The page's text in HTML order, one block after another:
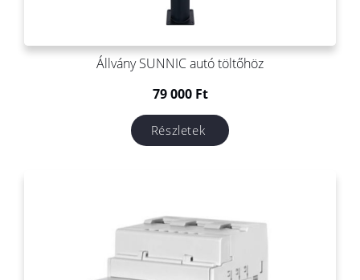
Állvány SUNNIC autó töltőhöz
79 000 Ft
Részletek